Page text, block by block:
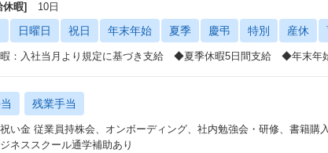
休暇]
10日
日曜日 祝日 年末年始 夏季 慶弔 特別 産休
：入社当月より規定に基づき支給 ◆夏季休暇5日間支給 ◆年末年
残業手当
い金 従業員持株会、オンボーディング、社内勉強会・研修、書籍購
ネススクール通学補助あり